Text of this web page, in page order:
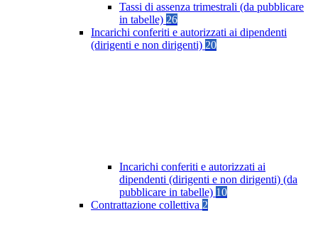
Tassi di assenza trimestrali (da pubblicare
in tabelle) 26
Incarichi conferiti e autorizzati ai dipendenti
(dirigenti e non dirigenti) 20
Incarichi conferiti e autorizzati ai
dipendenti (dirigenti e non dirigenti) (da
pubblicare in tabelle) 10
Contrattazione collettiva 2